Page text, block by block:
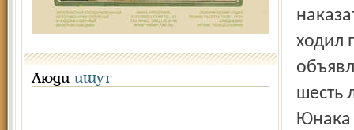
Люди ищут
ходил
шесть
Юнака